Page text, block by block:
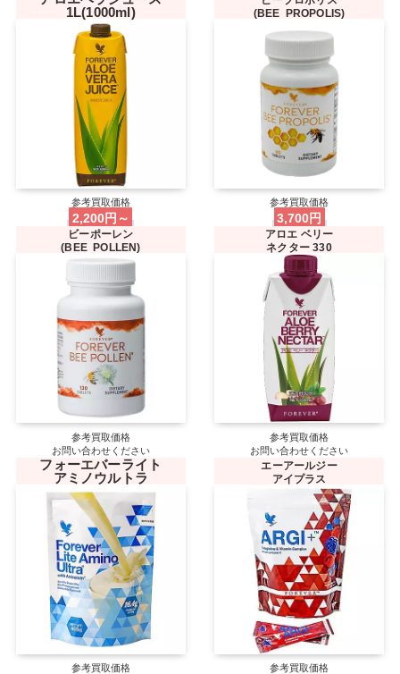
1L(1000ml)
参考買取価格
2,200円～
(BEE PROPOLIS)
参考買取価格
3,700円
ビーポーレン
(BEE POLLEN)
参考買取価格
お問い合わせください
アロエ ベリー
ネクター 330
参考買取価格
お問い合わせください
フォーエバーライト
アミノウルトラ
参考買取価格
エーアールジー
アイプラス
参考買取価格